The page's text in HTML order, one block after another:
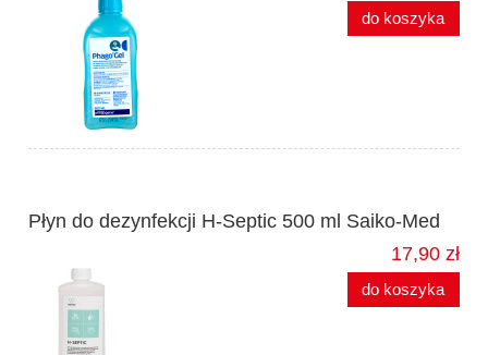
do koszyka
Płyn do dezynfekcji H-Septic 500 ml Saiko-Med
17,90 zł
do koszyka